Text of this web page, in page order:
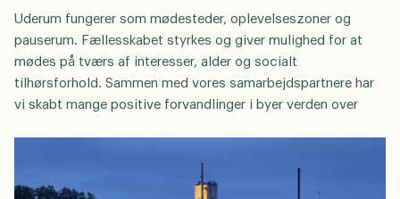
Uderum fungerer som mødesteder, oplevelseszoner og
pauserum. Fællesskabet styrkes og giver mulighed for at
mødes på tværs af interesser, alder og socialt
tilhørsforhold. Sammen med vores samarbejdspartnere har
vi skabt mange positive forvandlinger i byer verden over